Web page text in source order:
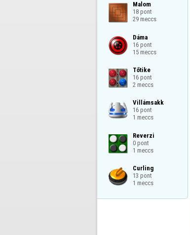
Malom
18 pont
29 meccs
Dáma
16 pont
15 meccs
Tőtike
16 pont
2 meccs
Villámsakk
16 pont
1 meccs
Reverzi
0 pont
1 meccs
Curling
13 pont
1 meccs